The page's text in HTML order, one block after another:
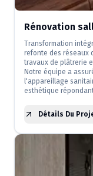
Rénovation
Transformation
refonte des réseaux
travaux de plâtrerie
Notre équipe a
l'appareillage
esthétique
Détails Du